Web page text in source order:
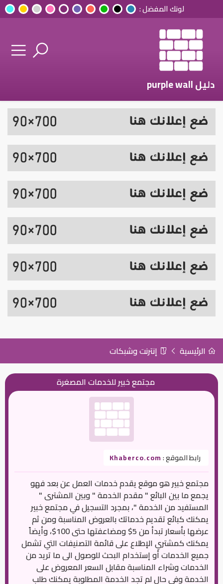
لونك المفضل :
دليل purple wall
الرئيسية إنترنت وشبكات
مجتمع خبير للخدمات المصغرة
رابط الموقع :Khaberco.com
مجتمع خبير هو موقع يقدم خدمات العمل عن بعد فهو
يجمع ما بين البائع " مقدم الخدمة " وبين المشترى "
المستفيد من الخدمة "، بمجرد التسجيل في مجتمع خبير
يمكنك كبائع تقديم خدماتك بالعروض المناسبة ومن ثم
عرضها بأسعار تبدأ من 5$ ومضاعفتها حتى 100$، وأيضاً
يمكنك كمشتري الإطلاع على قائمة التصنيفات التي تشمل
جميع الخدمات أو إستخدام البحث للوصول الى ما تريد من
الخدمات وشراء المناسبة مقابل السعر المعروض على
الخدمة وفي حال لم تجد الخدمة المطلوبة يمكنك طلب